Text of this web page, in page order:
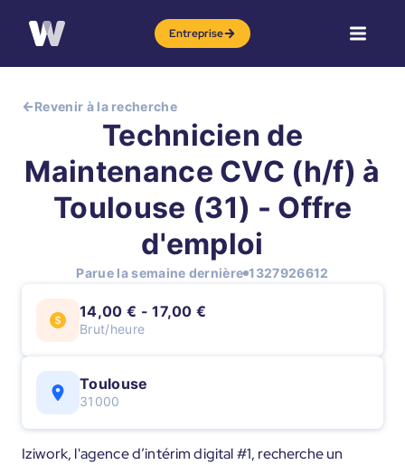
Entreprise
Revenir à la recherche
Technicien de
Maintenance CVC (h/f) à
Toulouse (31) - Offre
d'emploi
Parue la semaine dernière 1327926612
14,00 € - 17,00 €
Brut/heure
Toulouse
31000
Iziwork, l'agence d’intérim digital #1, recherche un